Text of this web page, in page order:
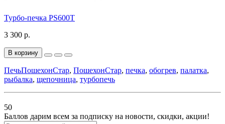
Турбо-печка PS600Т
3 300 р.
В корзину
ПечьПошехонСтар, ПошехонСтар, печка, обогрев, палатка,
рыбалка, щепочница, турбопечь
50
Баллов дарим всем за подписку на новости, скидки, акции!